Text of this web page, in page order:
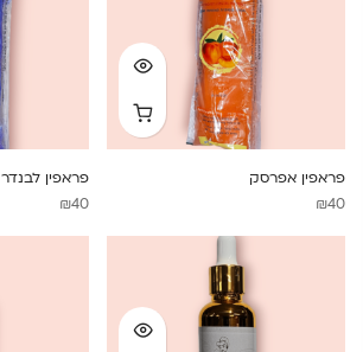
פראפין אפרסק
₪40
פראפין לבנדר
₪40